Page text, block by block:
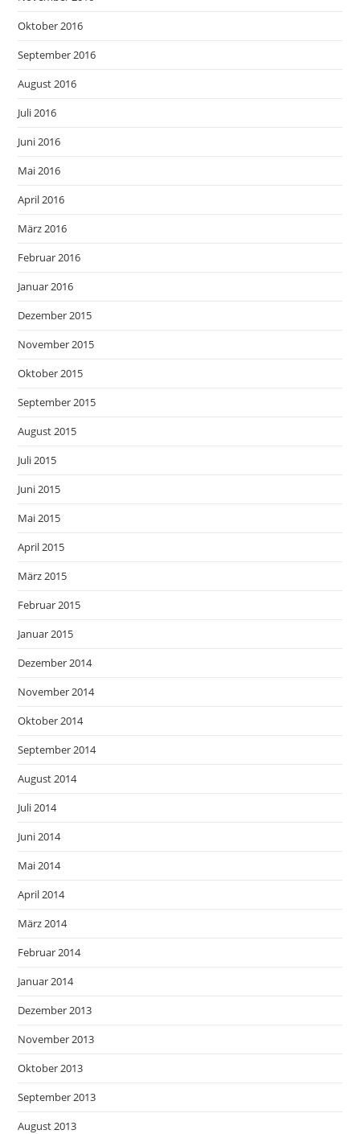
Oktober 2016
September 2016
August 2016
Juli 2016
Juni 2016
Mai 2016
April 2016
März 2016
Februar 2016
Januar 2016
Dezember 2015
November 2015
Oktober 2015
September 2015
August 2015
Juli 2015
Juni 2015
Mai 2015
April 2015
März 2015
Februar 2015
Januar 2015
Dezember 2014
November 2014
Oktober 2014
September 2014
August 2014
Juli 2014
Juni 2014
Mai 2014
April 2014
März 2014
Februar 2014
Januar 2014
Dezember 2013
November 2013
Oktober 2013
September 2013
August 2013